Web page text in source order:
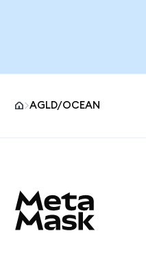
AGLD/OCEAN